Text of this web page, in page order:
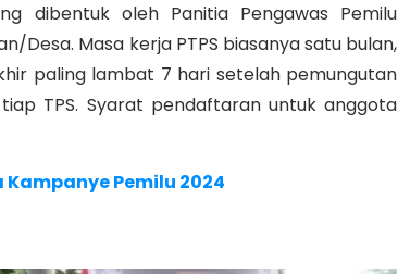
dibentuk oleh Panitia Pengawas Pemilu
Desa. Masa kerja PTPS biasanya satu bulan,
paling lambat 7 hari setelah pemungutan
TPS. Syarat pendaftaran untuk anggota
Pemilu 2024